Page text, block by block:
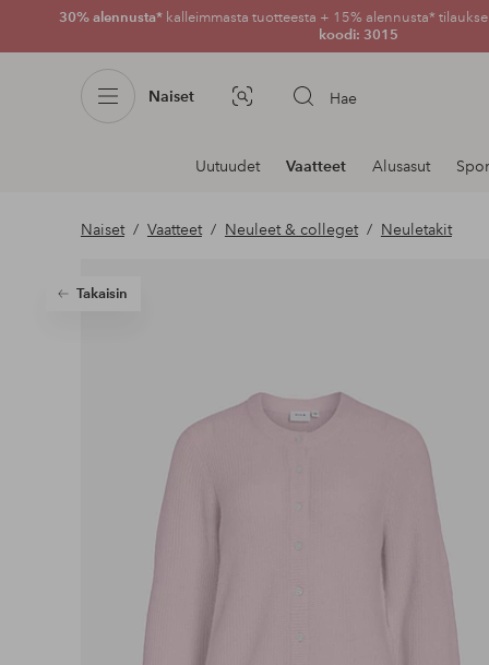
30% alennusta* kalleimmasta tuotteesta + 15% alennusta*
koodi: 3015
Naiset Kuvahaku Hae
Navigointi
osastoilla
Uutuudet Vaatteet Alusasut
Naiset Vaatteet Neuleet & colleget Neuletakit
Takaisin